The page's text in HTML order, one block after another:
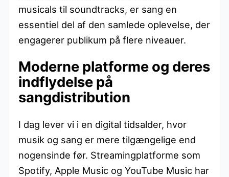
musicals til soundtracks, er sang en
essentiel del af den samlede oplevelse, der
engagerer publikum på flere niveauer.
Moderne platforme og deres
indflydelse på
sangdistribution
I dag lever vi i en digital tidsalder, hvor
musik og sang er mere tilgængelige end
nogensinde før. Streamingplatforme som
Spotify, Apple Music og YouTube Music har